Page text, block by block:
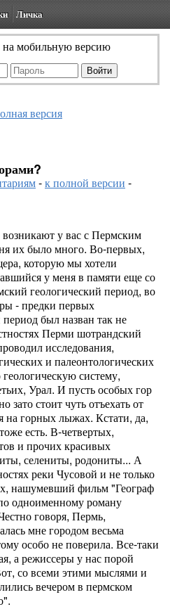
Личка
мобильную версию
версия
-к полной версии -
у вас с Пермским
их было много. Во-первых,
которую мы хотели
у меня в памяти еще со
геологический период, во
- предки первых
был назван так не
Перми шотрандский
исследования,
и палеонтологических
систему,
Урал. И пусть особых гор
зато стоит чуть отъехать от
на горных лыжах. Кстати, да,
есть. В-четвертых,
и прочих красивых
селениты, родониты... А
реки Чусовой и не только
нашумевший фильм "Географ
одноименному роману
говоря, Пермь,
мне городом весьма
особо не поверила. Все-таки
а режиссеры у нас порой
со всеми этими мыслями и
вечером в пермском